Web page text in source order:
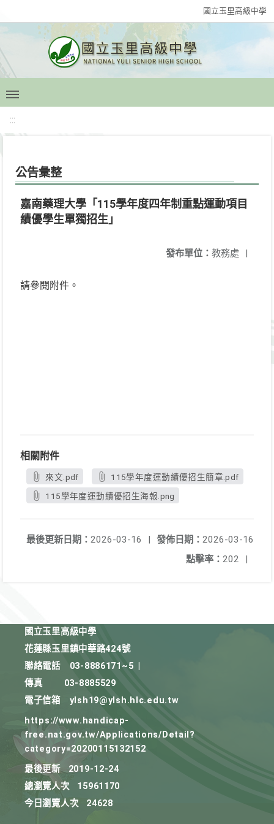
國立玉里高級中學
:::
公告彙整
嘉南藥理大學「115學年度四年制重點運動項目
績優學生單獨招生」
發布單位： 教務處 |
請參閱附件。
相關附件
來文.pdf
115學年度運動績優招生簡章.pdf
115學年度運動績優招生海報.png
發佈日期： 2026-03-16
最後更新日期： 2026-03-16
|
點擊率： 202 |
國立玉里高級中學
花蓮縣玉里鎮中華路424號
聯絡電話
03-8886171~5
傳真
03-8885529
電子信箱
ylsh19@ylsh.hlc.edu.tw
https://www.handicap-
free.nat.gov.tw/Applications/Detail?
category=20200115132152
最後更新
2019-12-24
總瀏覽人次
15961170
今日瀏覽人次
24628